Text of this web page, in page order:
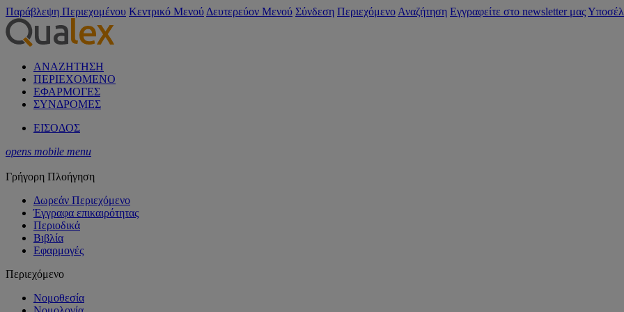
Παράβλεψη Περιεχομένου Κεντρικό Μενού Δευτερεύον Μενού Σύνδεση Περιεχόμενο Αναζήτηση Εγγραφείτε στο newsletter μας
ΑΝΑΖΗΤΗΣΗ
ΠΕΡΙΕΧΟΜΕΝΟ
ΕΦΑΡΜΟΓΕΣ
ΣΥΝΔΡΟΜΕΣ
ΕΙΣΟΔΟΣ
opens mobile menu
Γρήγορη Πλοήγηση
Δωρεάν Περιεχόμενο
Έγγραφα επικαιρότητας
Περιοδικά
Βιβλία
Εφαρμογές
Περιεχόμενο
Νομοθεσία